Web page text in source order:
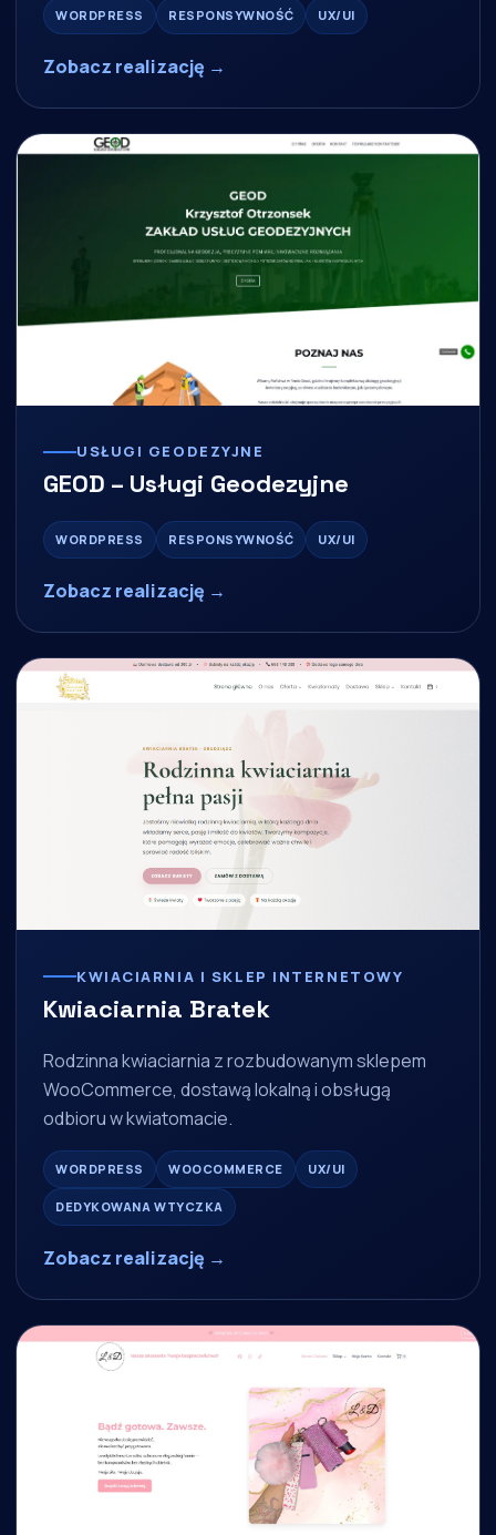
WORDPRESS RESPONSYWNOŚĆ UX/UI
Zobacz realizację →
USŁUGI GEODEZYJNE
GEOD – Usługi Geodezyjne
WORDPRESS RESPONSYWNOŚĆ UX/UI
Zobacz realizację →
KWIACIARNIA I SKLEP INTERNETOWY
Kwiaciarnia Bratek
Rodzinna kwiaciarnia z rozbudowanym sklepem
WooCommerce, dostawą lokalną i obsługą
odbioru w kwiatomacie.
WORDPRESS WOOCOMMERCE UX/UI
DEDYKOWANA WTYCZKA
Zobacz realizację →